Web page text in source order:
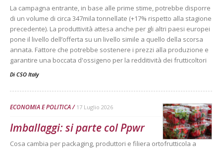
La campagna entrante, in base alle prime stime, potrebbe disporre
di un volume di circa 347mila tonnellate (+17% rispetto alla stagione
precedente). La produttività attesa anche per gli altri paesi europei
pone il livello dell’offerta su un livello simile a quello della scorsa
annata. Fattore che potrebbe sostenere i prezzi alla produzione e
garantire una boccata d'ossigeno per la redditività dei frutticoltori
Di CSO Italy
ECONOMIA E POLITICA 17 Luglio 2026
Imballaggi: si parte col Ppwr
Cosa cambia per packaging, produttori e filiera ortofrutticola a